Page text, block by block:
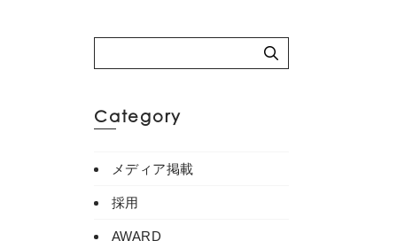
Category
メディア掲載
採用
AWARD